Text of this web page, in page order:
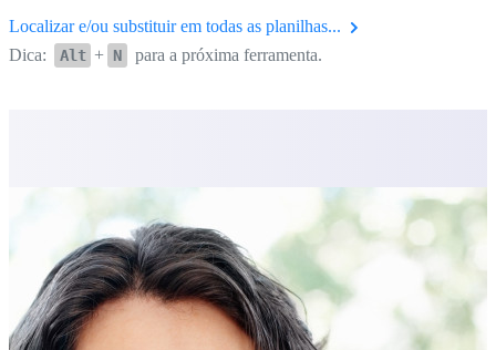
Localizar e/ou substituir em todas as planilhas...
Dica:
Alt + N para a próxima ferramenta.